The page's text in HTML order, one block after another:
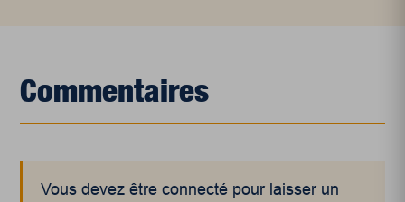
Commentaires
Vous devez être connecté pour laisser un